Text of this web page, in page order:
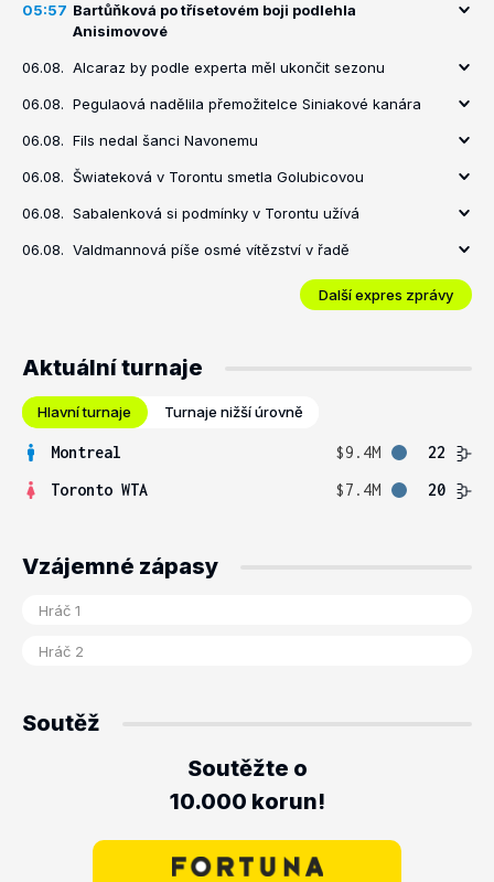
05:57 Bartůňková po třísetovém boji podlehla
Anisimovové
06.08. Alcaraz by podle experta měl ukončit sezonu
06.08. Pegulaová nadělila přemožitelce Siniakové kanára
06.08. Fils nedal šanci Navonemu
06.08. Šwiateková v Torontu smetla Golubicovou
06.08. Sabalenková si podmínky v Torontu užívá
06.08. Valdmannová píše osmé vítězství v řadě
Další expres zprávy
Aktuální turnaje
Hlavní turnaje Turnaje nižší úrovně
Montreal $9.4M
22
Toronto WTA
$7.4M 20
Vzájemné zápasy
Soutěž
Soutěžte o
10.000 korun!